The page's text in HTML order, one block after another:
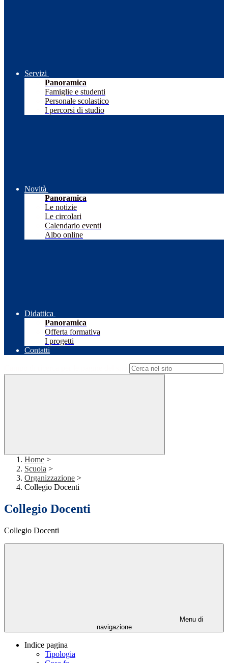
Servizi
Panoramica
Famiglie e studenti
Personale scolastico
I percorsi di studio
Novità
Panoramica
Le notizie
Le circolari
Calendario eventi
Albo online
Didattica
Panoramica
Offerta formativa
I progetti
Contatti
Home >
Scuola >
Organizzazione >
Collegio Docenti
Collegio Docenti
Collegio Docenti
Menu di
navigazione
Indice pagina
Tipologia